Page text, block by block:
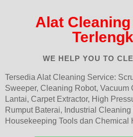
Alat
WE HELP YOU TO
Tersedia Alat Cleaning Service:
Sweeper, Cleaning Robot, Vacuum
Lantai, Carpet Extractor, High
Rumput Baterai, Industrial
Housekeeping Tools dan Chemical